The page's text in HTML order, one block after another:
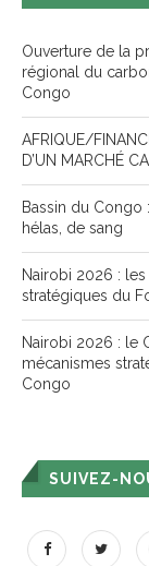
Ouverture de la
régional du
Congo
AFRIQUE/
D’UN MARCHÉ
Bassin du Congo
hélas, de sang
Nairobi 2026 :
stratégiques du
Nairobi 2026 : le
mécanismes
Congo
SUIVEZ-